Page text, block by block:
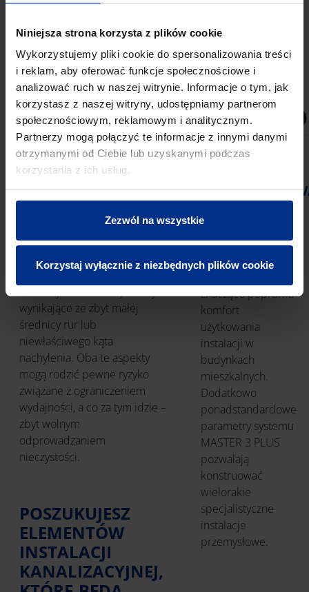
Niniejsza strona korzysta z plików cookie
Wykorzystujemy pliki cookie do spersonalizowania treści
i reklam, aby oferować funkcje społecznościowe i
analizować ruch w naszej witrynie. Informacje o tym, jak
korzystasz z naszej witryny, udostępniamy partnerom
społecznościowym, reklamowym i analitycznym.
Partnerzy mogą połączyć te informacje z innymi danymi
otrzymanymi od Ciebie lub uzyskanymi podczas
korzystania z ich usług.
Zezwól na wszystkie
Korzystaj wyłącznie z niezbędnych plików cookie
przydomowej czy przemysłowej oczyszczalni
lub też bezpośrednio do miejskiej instalacji.
CZY HAŁAS Z RUR
TO JEDYNY
PROBLEM?
Należy wziąć pod uwagę, że
zbyt głośne funkcjonowanie
dyskomfortem, ale być
również zwiastunem bardziej
poważnych kłopotów. Mamy
tu na myśli, chociażby hałasy
wynikające ze zbyt małej
średnicy rur lub
niewłaściwego kąta
nachylenia. Oba te aspekty
mogą rodzić pewne ryzyko
związane z ograniczeniem
wydajności, a co za tym idzie –
zbyt wolnym
odprowadzaniem
nieczystości.
POSZUKUJESZ
ELEMENTÓW
INSTALACJI
KANALIZACYJNEJ,
MASTER 3
PLUS
Niskoszumowy
system kanalizacji
znacząco poprawia
komfort
użytkowania
instalacji w
budynkach
mieszkalnych.
Dodatkowo
ponadstandardowe
parametry systemu
MASTER 3 PLUS
pozwalają
konstruować
wielorakie
specjalistyczne
instalacje
przemysłowe.